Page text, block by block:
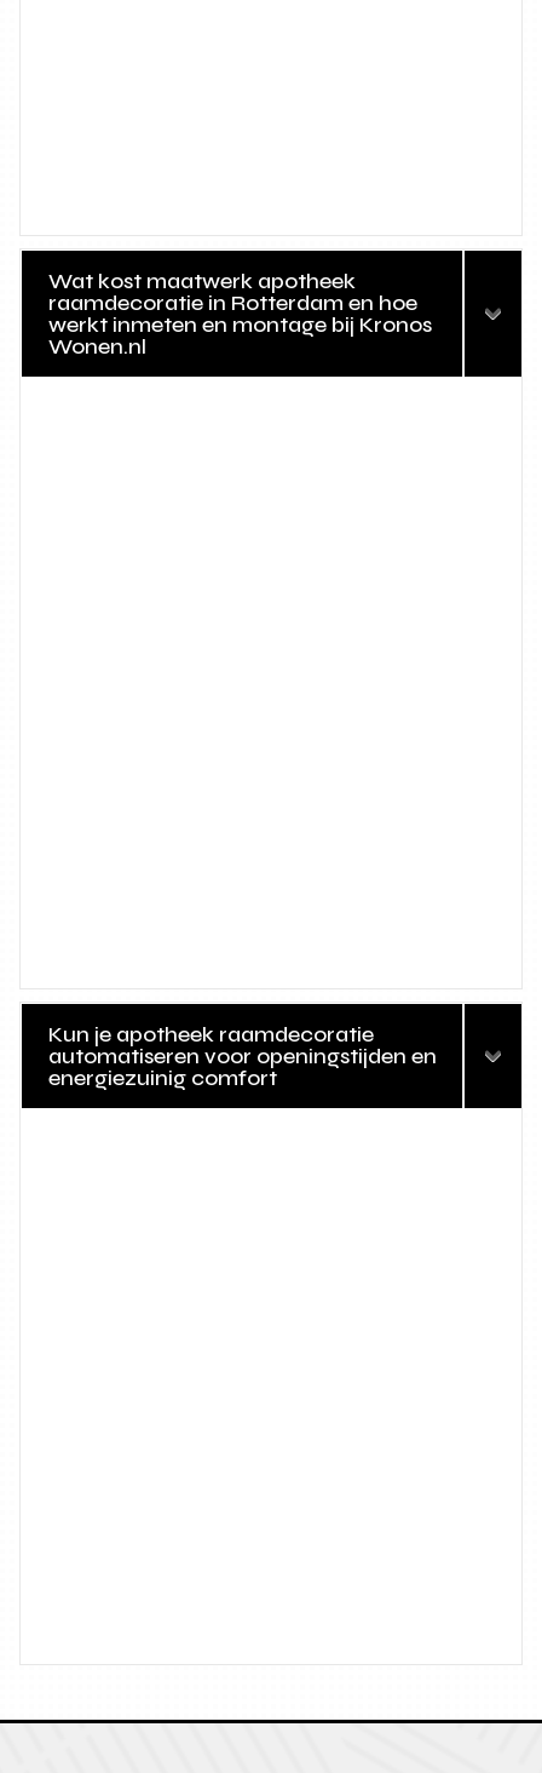
Wat kost maatwerk apotheek
raamdecoratie in Rotterdam en hoe
werkt inmeten en montage bij Kronos
Wonen.nl
Kun je apotheek raamdecoratie
automatiseren voor openingstijden en
energiezuinig comfort